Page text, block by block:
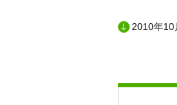
2010年10